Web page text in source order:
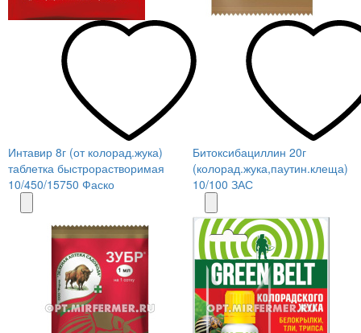
Интавир 8г (от колорад.жука)
таблетка быстрорастворимая
10/450/15750 Фаско
Битоксибациллин 20г
(колорад.жука,паутин.клеща)
10/100 ЗАС